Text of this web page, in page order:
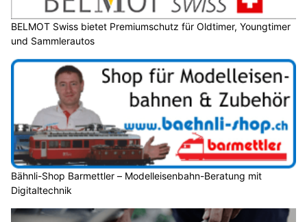
BELMOT Swiss bietet Premiumschutz für Oldtimer, Youngtimer
und Sammlerautos
Bähnli-Shop Barmettler – Modelleisenbahn-Beratung mit
Digitaltechnik